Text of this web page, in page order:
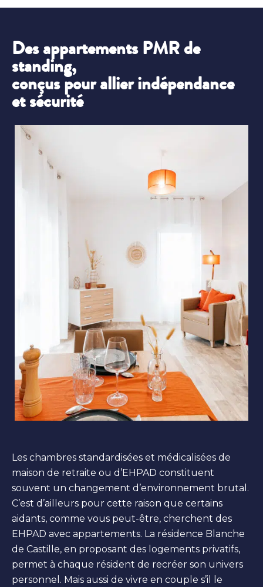
Des appartements PMR de
standing,
conçus pour allier indépendance
et sécurité
Les chambres standardisées et médicalisées de
maison de retraite ou d’EHPAD constituent
souvent un changement d’environnement brutal.
C’est d’ailleurs pour cette raison que certains
aidants, comme vous peut-être, cherchent des
EHPAD avec appartements. La résidence Blanche
de Castille, en proposant des logements privatifs,
permet à chaque résident de recréer son univers
personnel. Mais aussi de vivre en couple s’il le